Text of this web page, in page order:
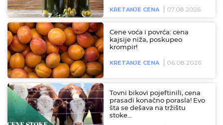
KRETANJE CENA 07.08.2026
Cene voća i povrća: cena
kajsije niža, poskupeo
krompir!
KRETANJE CENA 06.08.2026
Tovni bikovi pojeftinili, cena
prasadi konačno porasla! Evo
šta se dešava na tržištu
stoke…